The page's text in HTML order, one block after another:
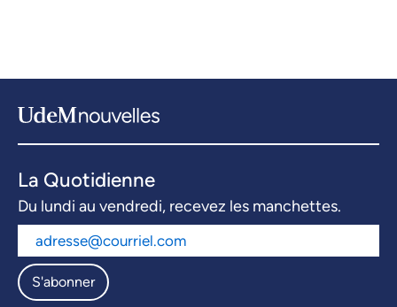
La Quotidienne
Du lundi au vendredi, recevez les manchettes.
S'abonner